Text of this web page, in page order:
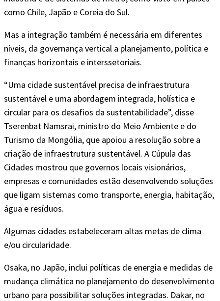
como Chile, Japão e Coreia do Sul.
Mas a integração também é necessária em diferentes
níveis, da governança vertical a planejamento, política e
finanças horizontais e interssetoriais.
“Uma cidade sustentável precisa de infraestrutura
sustentável e uma abordagem integrada, holística e
circular para os desafios da sustentabilidade”, disse
Tserenbat Namsrai, ministro do Meio Ambiente e do
Turismo da Mongólia, que apoiou a resolução sobre a
criação de infraestrutura sustentável. A Cúpula das
Cidades mostrou que governos locais visionários,
empresas e comunidades estão desenvolvendo soluções
que ligam sistemas como transporte, energia, habitação,
água e resíduos.
Algumas cidades estabeleceram altas metas de clima
e/ou circularidade.
Osaka, no Japão, inclui políticas de energia e medidas de
mudança climática no planejamento do desenvolvimento
urbano para possibilitar soluções integradas. Dakar, no